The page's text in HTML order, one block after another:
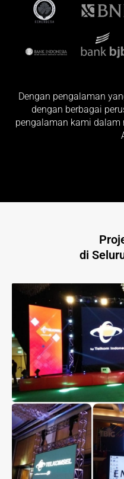
Dengan pengalaman
dengan berbagai
pengalaman kami dalam
di